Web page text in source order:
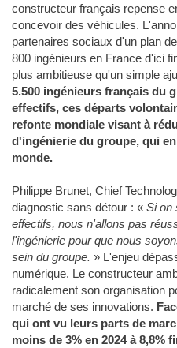
constructeur français repense
concevoir des véhicules.
partenaires sociaux d'un plan
800 ingénieurs en France d'ici
plus ambitieuse qu'un simple
5.500 ingénieurs français du
effectifs, ces départs
refonte mondiale visant à
d'ingénierie du groupe, qui
monde.
Philippe Brunet, Chief
diagnostic sans détour : « Si on
effectifs, nous n'allons pas
l'ingénierie pour que nous
sein du groupe. » L'enjeu
numérique. Le constructeur
radicalement son organisation
marché de ses innovations.
qui ont vu leurs parts de
moins de 3% en 2024 à 8,8%